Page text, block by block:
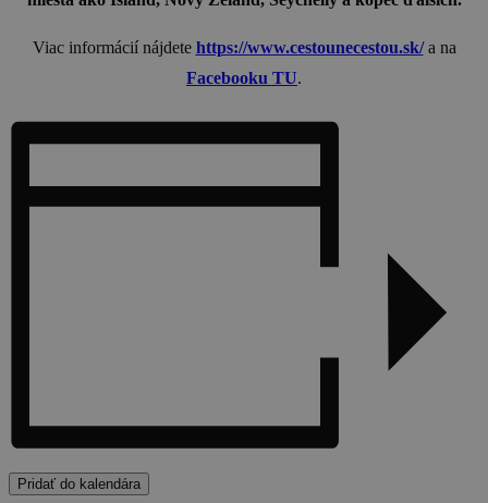
Viac informácií nájdete https://www.cestounecestou.sk/a na
Facebooku TU.
Pridať do kalendára